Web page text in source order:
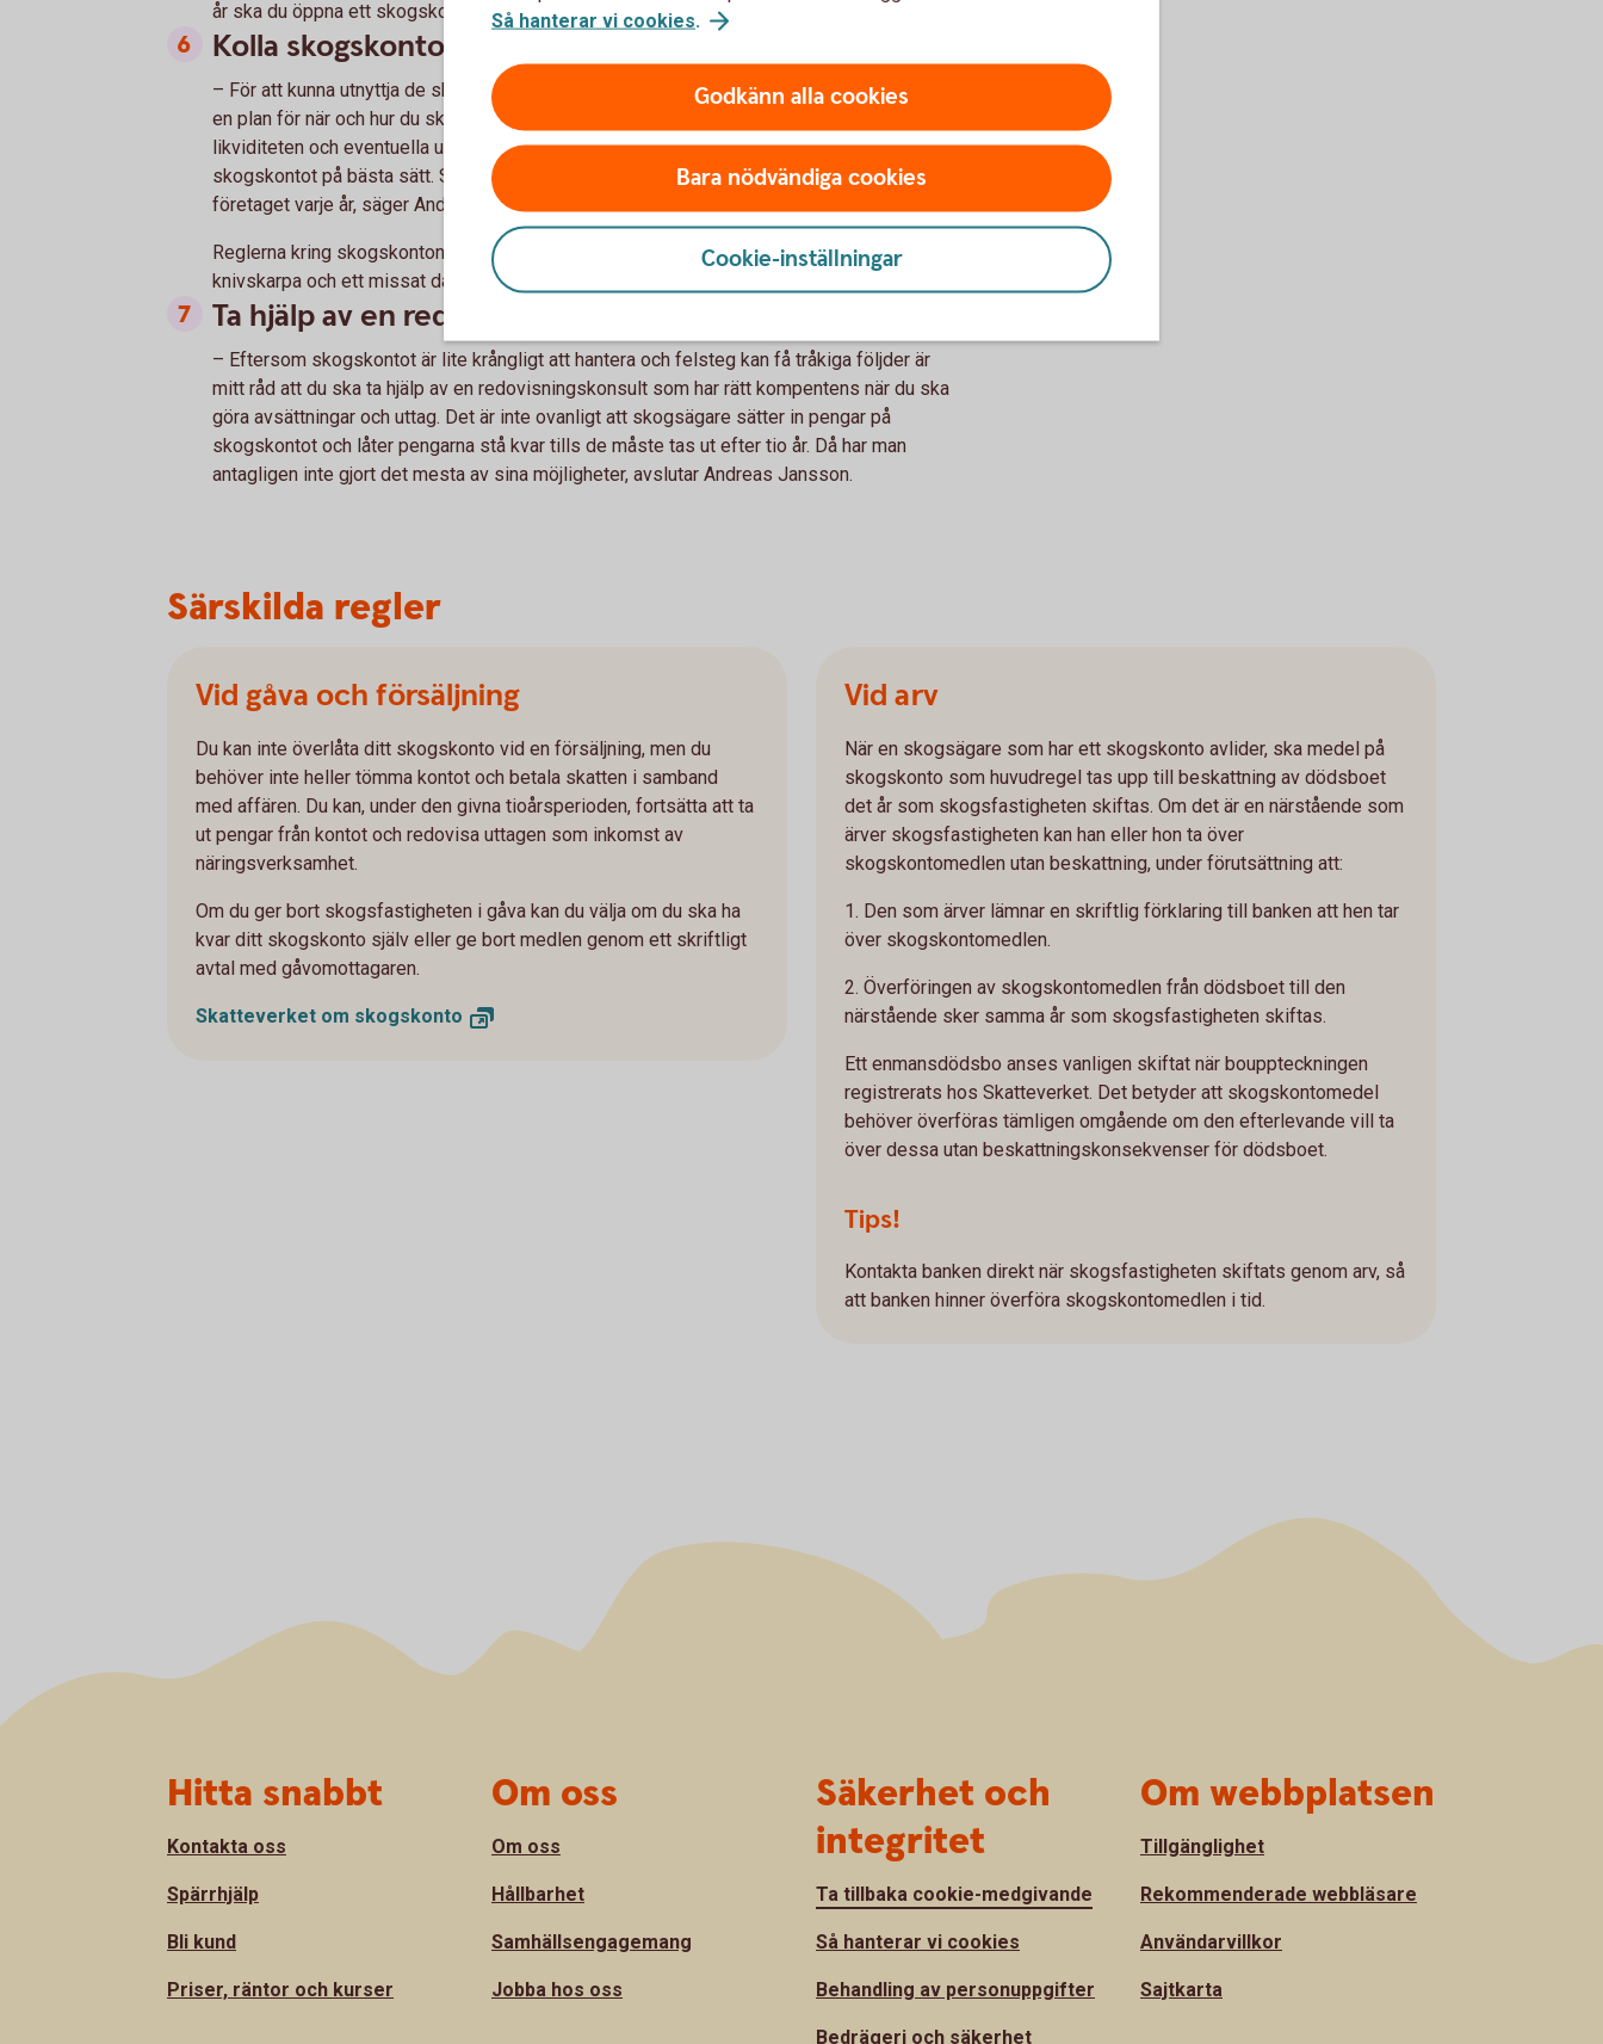
år ska du öppna ett skogskonto för vart och ett av dem.
Kolla skogskontot varje år
– För att kunna utnyttja de skattemässiga fördelar som skogskontot erbjuder bör du ha
en plan för när och hur du ska ta ut pengarna, både på kort och lång sikt. Ha koll på
likviditeten och eventuella underskott i din verksamhet, så att du använder pengarna på
skogskontot på bästa sätt. Stäm av dina medel på skogskontot med det som händer i
företaget varje år, säger Andreas Jansson, skogsspecialist på Swedbank.
Reglerna kring skogskonton är många och inte helt okomplicerade. Tidsgränserna är
knivskarpa och ett missat datum kan få konsekvenser.
Ta hjälp av en redovisningskonsult
– Eftersom skogskontot är lite krångligt att hantera och felsteg kan få tråkiga följder är
mitt råd att du ska ta hjälp av en redovisningskonsult som har rätt kompentens när du ska
göra avsättningar och uttag. Det är inte ovanligt att skogsägare sätter in pengar på
skogskontot och låter pengarna stå kvar tills de måste tas ut efter tio år. Då har man
antagligen inte gjort det mesta av sina möjligheter, avslutar Andreas Jansson.
Särskilda regler
Vid gåva och försäljning
Du kan inte överlåta ditt skogskonto vid en försäljning, men du
behöver inte heller tömma kontot och betala skatten i samband
med affären. Du kan, under den givna tioårsperioden, fortsätta att ta
ut pengar från kontot och redovisa uttagen som inkomst av
näringsverksamhet.
Om du ger bort skogsfastigheten i gåva kan du välja om du ska ha
kvar ditt skogskonto själv eller ge bort medlen genom ett skriftligt
avtal med gåvomottagaren.
Skatteverket om skogskonto
Vid arv
När en skogsägare som har ett skogskonto avlider, ska medel på
skogskonto som huvudregel tas upp till beskattning av dödsboet
det år som skogsfastigheten skiftas. Om det är en närstående som
ärver skogsfastigheten kan han eller hon ta över
skogskontomedlen utan beskattning, under förutsättning att:
1. Den som ärver lämnar en skriftlig förklaring till banken att hen tar
över skogskontomedlen.
2. Överföringen av skogskontomedlen från dödsboet till den
närstående sker samma år som skogsfastigheten skiftas.
Ett enmansdödsbo anses vanligen skiftat när bouppteckningen
registrerats hos Skatteverket. Det betyder att skogskontomedel
behöver överföras tämligen omgående om den efterlevande vill ta
över dessa utan beskattningskonsekvenser för dödsboet.
Tips!
Kontakta banken direkt när skogsfastigheten skiftats genom arv, så
att banken hinner överföra skogskontomedlen i tid.
Så hanterar vi cookies.
Godkänn alla cookies
Bara nödvändiga cookies
Cookie-inställningar
Hitta snabbt
Kontakta oss
Spärrhjälp
Bli kund
Priser, räntor och kurser
Om oss
Om oss
Hållbarhet
Samhällsengagemang
Jobba hos oss
Säkerhet och
integritet
Ta tillbaka cookie-medgivande
Så hanterar vi cookies
Behandling av personuppgifter
Bedrägeri och säkerhet
Om webbplatsen
Tillgänglighet
Rekommenderade webbläsare
Användarvillkor
Sajtkarta